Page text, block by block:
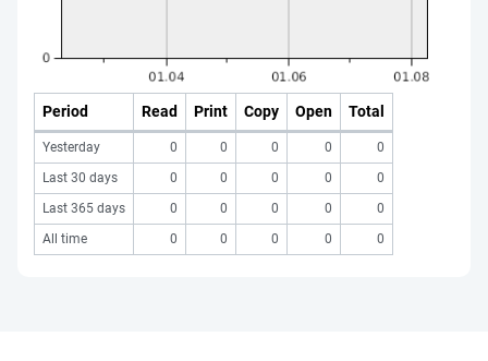
Period Read Print Copy Open Total
Yesterday 0 0 0 0
0
Last 30 days
0 0 0 0
0
Last 365 days
0 0 0 0
0
All time
0 0 0 0 0